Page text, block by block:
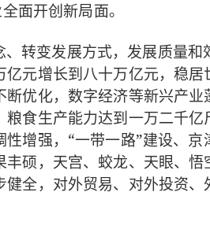
面开创新局面。
转变发展方式，发展质量和
亿元增长到八十万亿元，稳居
断优化，数字经济等新兴产业
食生产能力达到一万二千亿
性增强，“一带一路”建设、
丰硕，天宫、蛟龙、天眼、悟
全，对外贸易、对外投资、